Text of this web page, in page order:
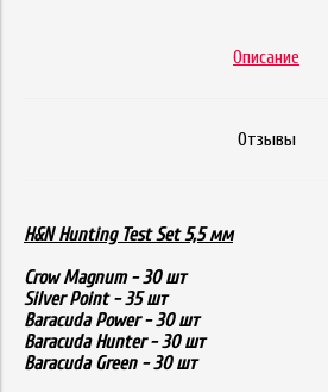
Описание
Отзывы
H&N Hunting Test Set 5,5 мм
Crow Magnum - 30 шт
Silver Point - 35 шт
Baracuda Power - 30 шт
Baracuda Hunter - 30 шт
Baracuda Green - 30 шт